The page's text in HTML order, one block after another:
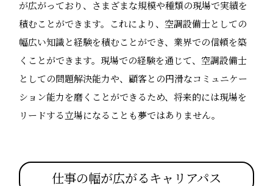
が広がっており、さまざまな規模や種類の現場で実績を
積むことができます。これにより、空調設備士としての
幅広い知識と経験を積むことができ、業界での信頼を築
くことができます。現場での経験を通じて、空調設備士
としての問題解決能力や、顧客との円滑なコミュニケー
ション能力を磨くことができるため、将来的には現場を
リードする立場になることも夢ではありません。
仕事の幅が広がるキャリアパス